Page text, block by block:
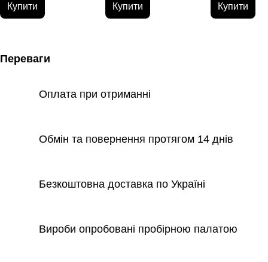
Купити Купити Купити
Переваги
Оплата при отриманні
Обмін та повернення протягом 14 днів
Безкоштовна доставка по Україні
Вироби опробовані пробірною палатою